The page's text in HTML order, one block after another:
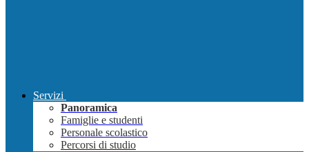
Servizi
Panoramica
Famiglie e studenti
Personale scolastico
Percorsi di studio